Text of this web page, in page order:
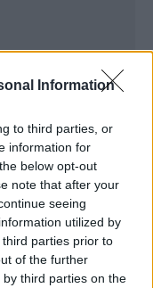
Information
to third parties, or
information for
below opt-out
note that after your
seeing
utilized by
parties prior to
of the further
third parties on the